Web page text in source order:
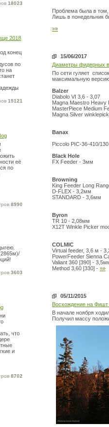
18023
2018
конец
по
на
15121
её
по
8990
3603
что
и
8702
Проблема была в том,
Лишь в понедельник
»»
15/06/2017
Диаметры фидерных
По сети гуляет
максимальную
Balzer
Diabolo VI 3,6 - 3,07
Magna Maestro
MasterPiece Medium
Magna Silver
Banax
Piccolo PIC-36-410/
Black Hole
FX Feeder - 3мм
Browning
King Feeder Long
D-FLEX - 3,2мм
STANDARD - 3,6мм
Byron
TR 10 - 2,08мм
X12T Winkle Picker
COLMIC
Virtual feeder, 3,6 м -
PowerFeeder Sienna
Valiant 360 [390] -
Method 3,60 [330] - »»
05/11/2015
Восхождение на Фишт
В начале ноября
Получил массу